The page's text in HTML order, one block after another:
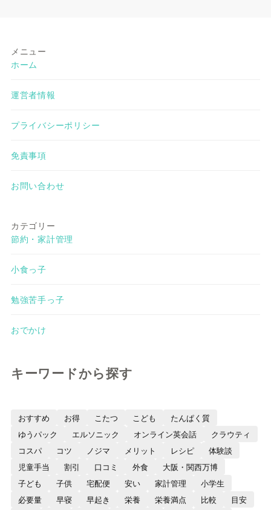
メニュー
ホーム
運営者情報
プライバシーポリシー
免責事項
お問い合わせ
カテゴリー
節約・家計管理
小食っ子
勉強苦手っ子
おでかけ
キーワードから探す
おすすめ お得 こたつ こども
たんぱく質
ゆうパック
エルソニック オンライン英会話
クラウティ
コスパ
コツ ノジマ メリット レシピ
体験談
児童手当
割引 口コミ 外食
大阪・関西万博
子ども
子供 宅配便 安い 家計管理
小学生
必要量
早寝 早起き 栄養 栄養満点 比較
目安